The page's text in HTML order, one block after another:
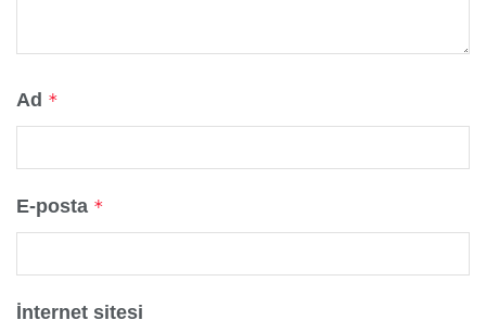
Ad *
E-posta *
İnternet sitesi